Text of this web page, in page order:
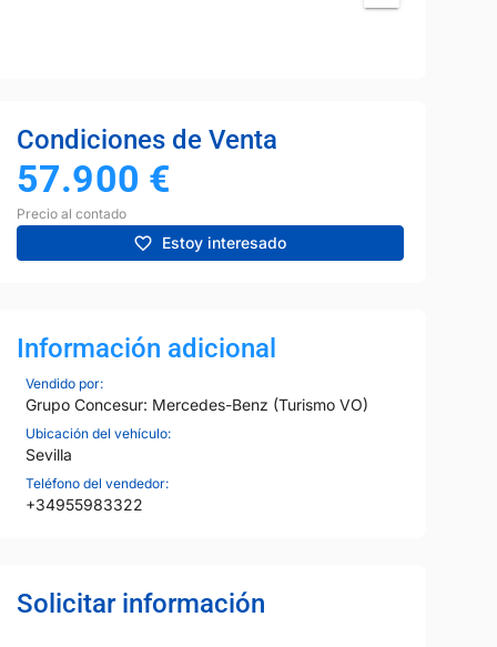
Condiciones de Venta
57.900 €
Precio al contado
Estoy interesado
Información adicional
Vendido por:
Grupo Concesur: Mercedes-Benz (Turismo VO)
Ubicación del vehículo:
Sevilla
Teléfono del vendedor:
+34955983322
Solicitar información